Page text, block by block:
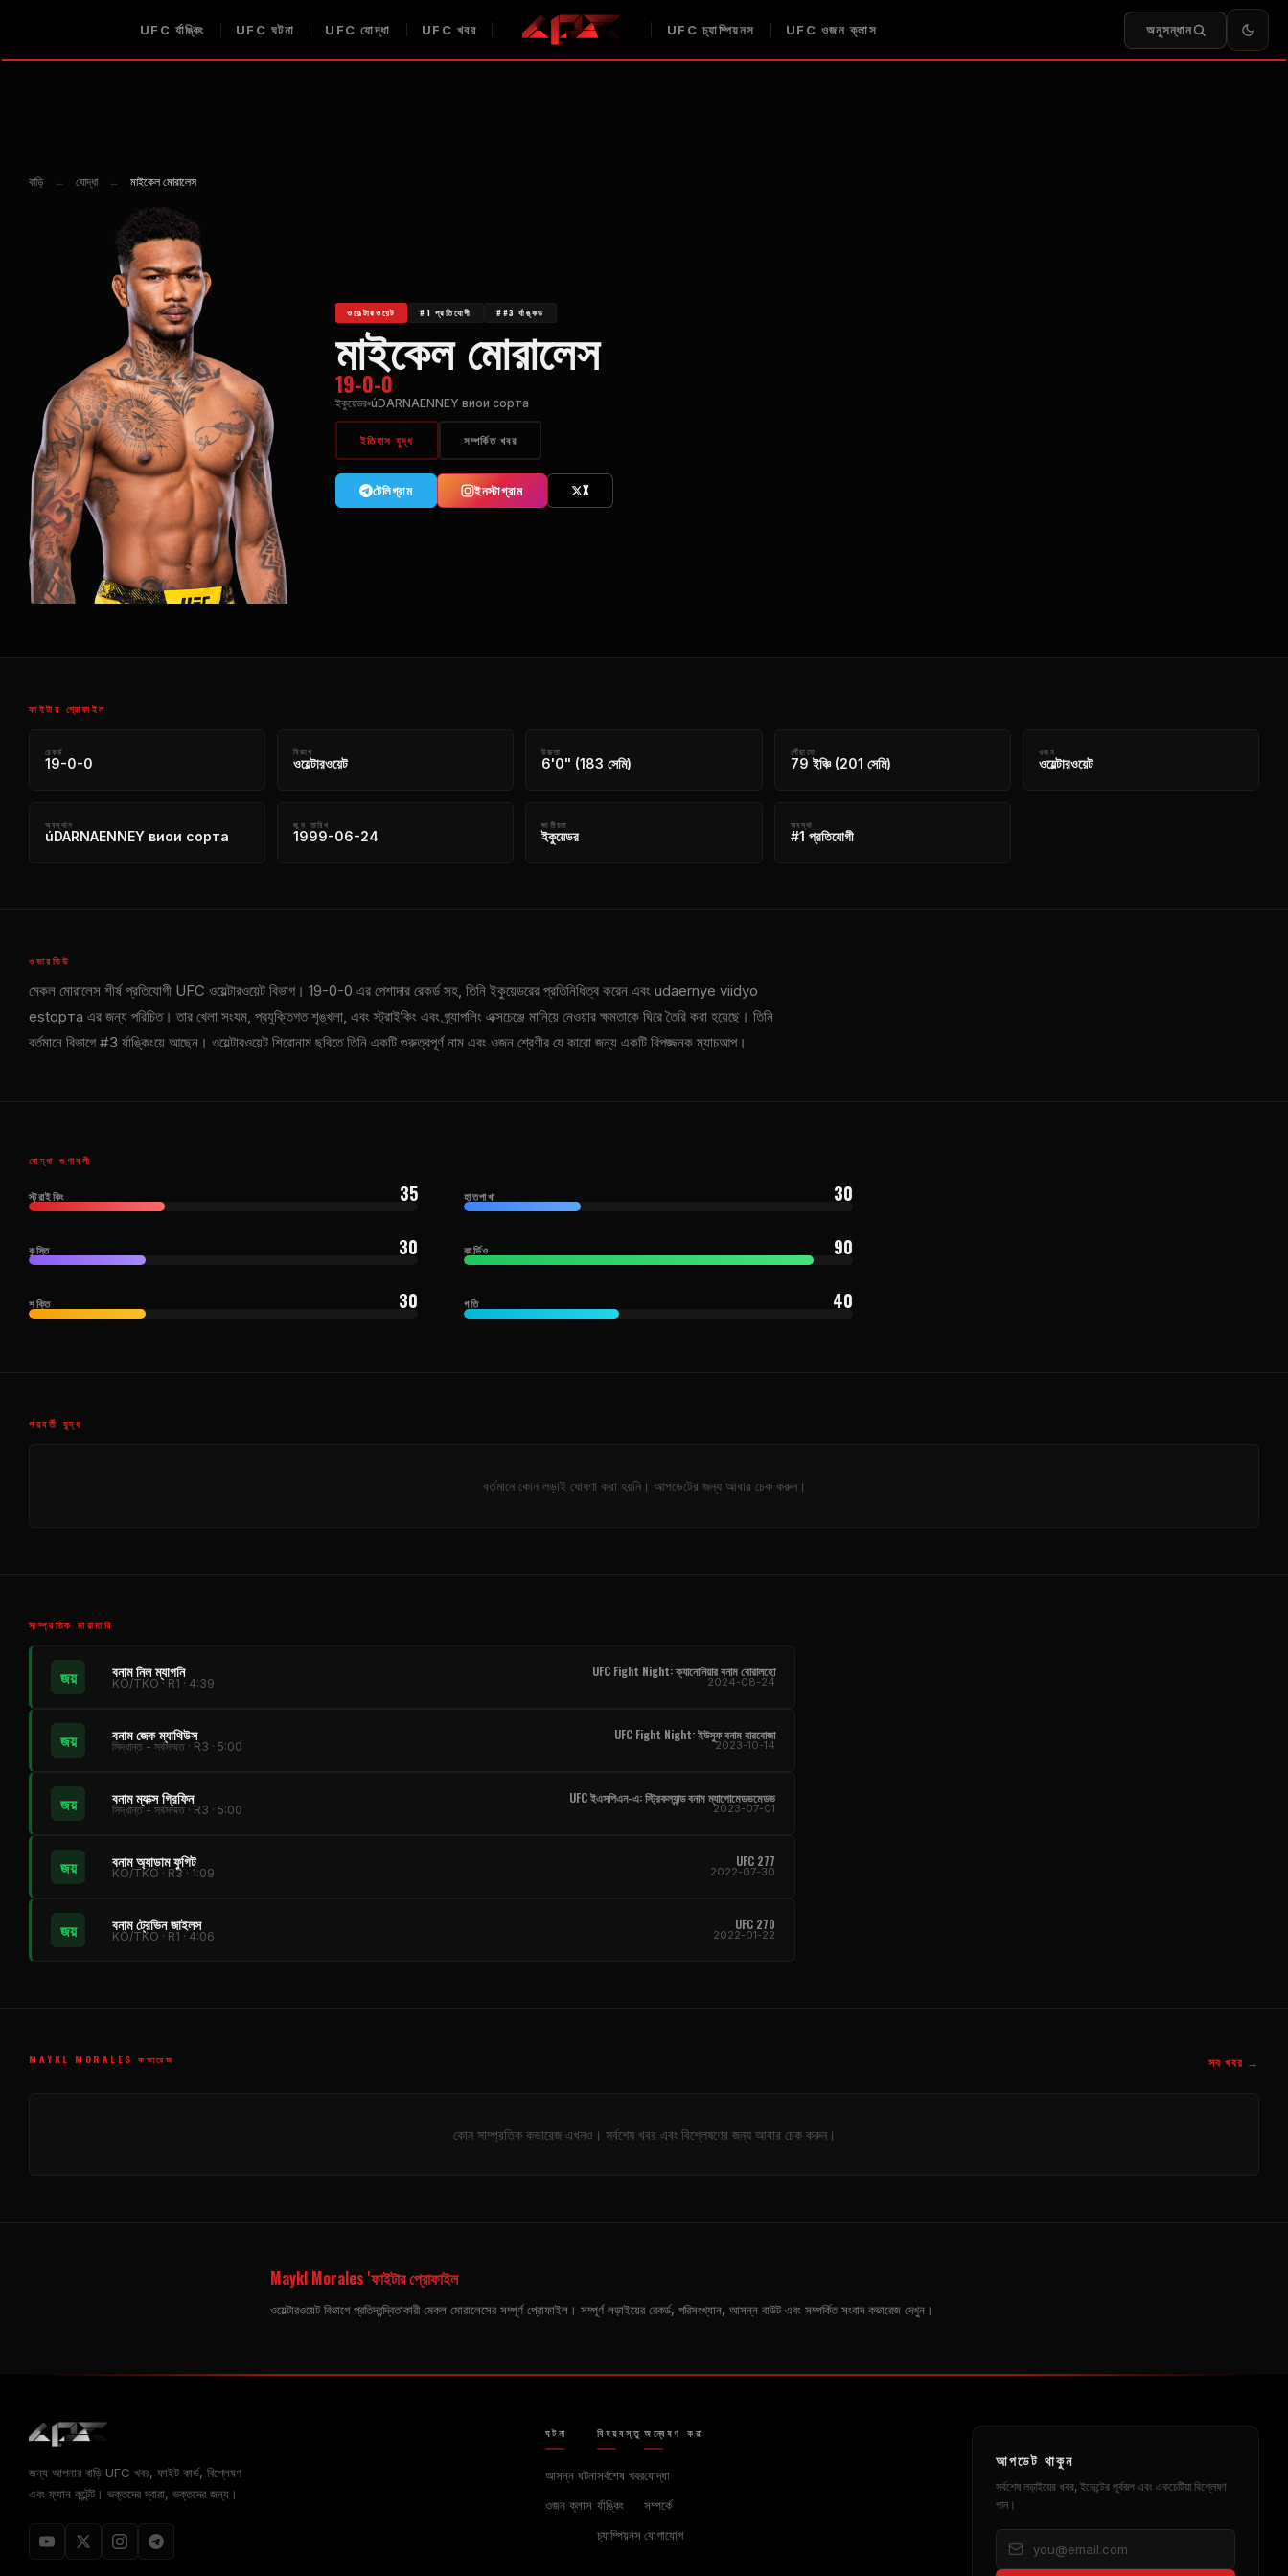
UFC র্যাঙ্কিং UFC ঘটনা UFC যোদ্ধা UFC খবর UFC চ্যাম্পিয়নস UFC ওজন ক্লাস অনুসন্ধান
বাড়ি ← যোদ্ধা ← মাইকেল মোরালেস
ওয়েল্টারওয়েট #1 প্রতিযোগী ##3 র্যাঙ্কড
মাইকেল মোরালেস
19-0-0
ইকুয়েডর úDARNAENNEY виои сорта
ইতিহাস যুদ্ধ সম্পর্কিত খবর
টেলিগ্রাম ইনস্টাগ্রাম X
ফাইটার প্রোফাইল
রেকর্ড
19-0-0
বিভাগ
ওয়েল্টারওয়েট
উচ্চতা
6'0" (183 সেমি)
পৌঁছানো
79 ইঞ্চি (201 সেমি)
ওজন
ওয়েল্টারওয়েট
অবস্থান
úDARNAENNEY виои сорта
জন্ম তারিখ
1999-06-24
জাতীয়তা
ইকুয়েডর
অবস্থা
#1 প্রতিযোগী
ওভারভিউ
মেকল মোরালেস শীর্ষ প্রতিযোগী UFC ওয়েল্টারওয়েট বিভাগ। 19-0-0 এর পেশাদার রেকর্ড সহ, তিনি ইকুয়েডরের প্রতিনিধিত্ব করেন এবং udaernye viidyo
estорта এর জন্য পরিচিত। তার খেলা সংযম, প্রযুক্তিগত শৃঙ্খলা, এবং স্ট্রাইকিং এবং গ্র্যাপলিং এক্সচেঞ্জে মানিয়ে নেওয়ার ক্ষমতাকে ঘিরে তৈরি করা হয়েছে। তিনি
বর্তমানে বিভাগে #3 র্যাঙ্কিংয়ে আছেন। ওয়েল্টারওয়েট শিরোনাম ছবিতে তিনি একটি গুরুত্বপূর্ণ নাম এবং ওজন শ্রেণীর যে কারো জন্য একটি বিপজ্জনক ম্যাচআপ।
যোদ্ধা গুণাবলী
স্ট্রাইকিং 35 হাতপাখা 30
কুস্তি 30 কার্ডিও 90
শক্তি 30 গতি 40
পরবর্তী যুদ্ধ
বর্তমানে কোন লড়াই ঘোষণা করা হয়নি। আপডেটের জন্য আবার চেক করুন।
সাম্প্রতিক মারামারি
জয় বনাম নিল ম্যাগনি
KO/TKO · R1 · 4:39
UFC Fight Night: ক্যানোনিয়ার বনাম বোরালহো
2024-08-24
জয় বনাম জেক ম্যাথিউস
সিদ্ধান্ত - সর্বসম্মত · R3 · 5:00
UFC Fight Night: ইউসুফ বনাম বারবোজা
2023-10-14
জয় বনাম ম্যাক্স গ্রিফিন
সিদ্ধান্ত - সর্বসম্মত · R3 · 5:00
UFCইএসপিএন-এ: স্ট্রিকল্যান্ড বনাম ম্যাগোমেডভমেডভ
2023-07-01
জয় বনাম অ্যাডাম ফুগিট
KO/TKO · R3 · 1:09
UFC 277
2022-07-30
জয় বনাম ট্রেভিন জাইলস
KO/TKO · R1 · 4:06
UFC 270
2022-01-22
MAYKL MORALES কভারেজ সব খবর →
কোন সাম্প্রতিক কভারেজ এখনও। সর্বশেষ খবর এবং বিশ্লেষণের জন্য আবার চেক করুন।
Maykl Morales 'ফাইটার প্রোফাইল
ওয়েল্টারওয়েট বিভাগে প্রতিদ্বন্দ্বিতাকারী মেকল মোরালেসের সম্পূর্ণ প্রোফাইল। সম্পূর্ণ লড়াইয়ের রেকর্ড, পরিসংখ্যান, আসন্ন বাউট এবং সম্পর্কিত সংবাদ কভারেজ দেখুন।
জন্য আপনার বাড়ি UFC খবর, ফাইট কার্ড, বিশ্লেষণ
এবং ফ্যান কন্টেন্ট। ভক্তদের দ্বারা, ভক্তদের জন্য।
ঘটনা
আসন্ন ঘটনা
ওজন ক্লাস
বিষয়বস্তু
সর্বশেষ খবর
র্যাঙ্কিং
চ্যাম্পিয়নস
অন্বেষণ করা
যোদ্ধা
সম্পর্কে
যোগাযোগ
আপডেট থাকুন
সর্বশেষ লড়াইয়ের খবর, ইভেন্টের পূর্বরূপ এবং একচেটিয়া বিশ্লেষণ
পান।